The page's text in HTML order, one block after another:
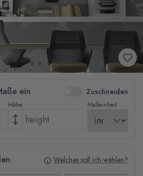
ein Zuschneiden
Höhe Maßeinheit
Welches soll ich wählen?